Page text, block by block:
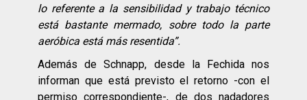
lo referente a la sensibilidad y trabajo técnico
está bastante mermado, sobre todo la parte
aeróbica está más resentida”.
Además de Schnapp, desde la Fechida nos
informan que está previsto el retorno -con el
permiso correspondiente-, de dos nadadores